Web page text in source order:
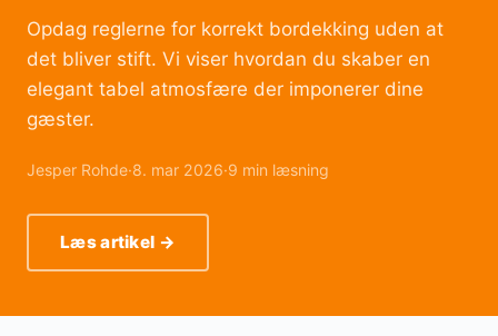
Opdag reglerne for korrekt bordekking uden at
det bliver stift. Vi viser hvordan du skaber en
elegant tabel atmosfære der imponerer dine
gæster.
Jesper Rohde·8. mar 2026·9 min læsning
Læs artikel →